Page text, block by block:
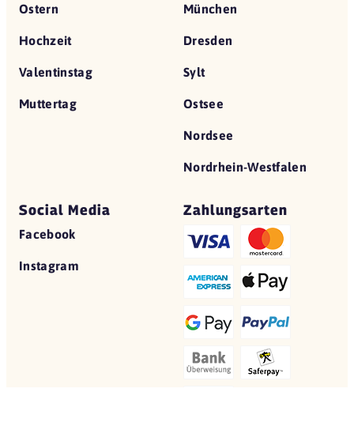
Ostern
Hochzeit
Valentinstag
Muttertag
München
Dresden
Sylt
Ostsee
Nordsee
Nordrhein-Westfalen
Social Media
Facebook
Instagram
Zahlungsarten